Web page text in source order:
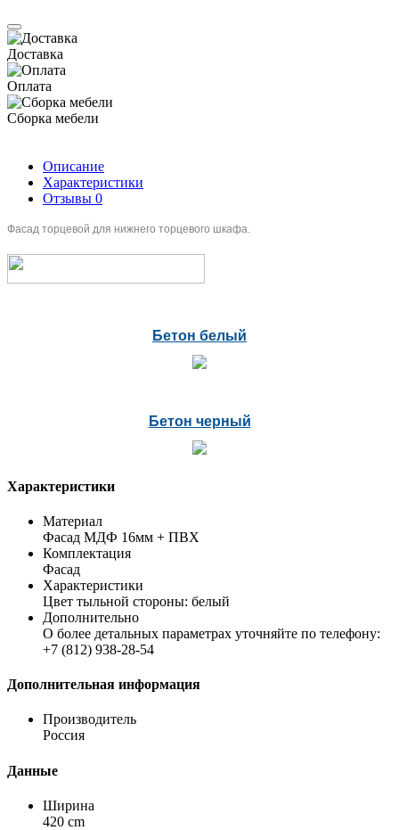
Доставка
Оплата
Сборка мебели
Описание
Характеристики
Отзывы 0
Фасад торцевой для нижнего торцевого шкафа.
Бетон белый
Бетон черный
Характеристики
Материал
Фасад МДФ 16мм + ПВХ
Комплектация
Фасад
Характеристики
Цвет тыльной стороны: белый
Дополнительно
О более детальных параметрах уточняйте по телефону:
+7 (812) 938-28-54
Дополнительная информация
Производитель
Россия
Данные
Ширина
420 cm